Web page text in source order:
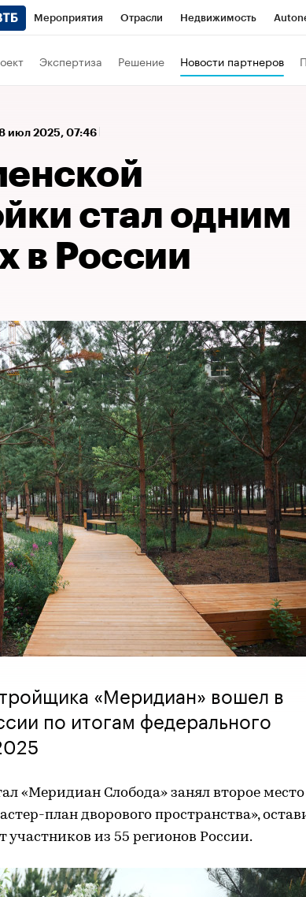
Мероприятия Отрасли Недвижимость
Бизнес
Экспертиза Решение Новости партнеров
июл 2025, 07:46
стал одним
в России
«Меридиан» вошел в
по итогам федерального
«Меридиан Слобода» занял второе место
план дворового пространства»,
участников из 55 регионов России.